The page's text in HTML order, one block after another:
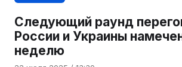
Следующий раунд
России и Украины
неделю